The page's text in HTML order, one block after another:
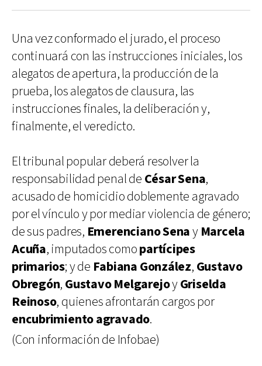
Una vez conformado el jurado, el proceso
continuará con las instrucciones iniciales, los
alegatos de apertura, la producción de la
prueba, los alegatos de clausura, las
instrucciones finales, la deliberación y,
finalmente, el veredicto.
El tribunal popular deberá resolver la
responsabilidad penal de César Sena,
acusado de homicidio doblemente agravado
por el vínculo y por mediar violencia de género;
de sus padres, Emerenciano Senay Marcela
Acuña, imputados comopartícipes
primarios; y de Fabiana González, Gustavo
Obregón, Gustavo MelgarejoyGriselda
Reinoso, quienes afrontarán cargos por
encubrimiento agravado.
(Con información de Infobae)